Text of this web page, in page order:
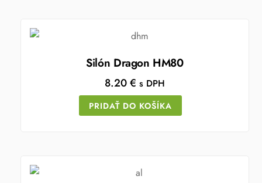
Silón Dragon HM80
8.20€ s DPH
PRIDAŤ DO KOŠÍKA